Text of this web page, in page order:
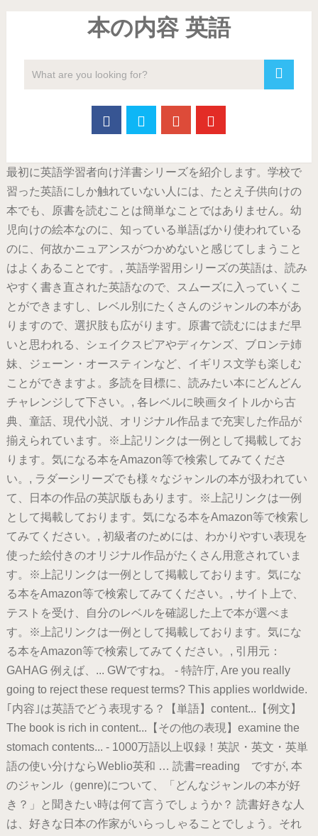
本の内容 英語
最初に英語学習者向け洋書シリーズを紹介します。学校で
習った英語にしか触れていない人には、たとえ子供向けの
本でも、原書を読むことは簡単なことではありません。幼
児向けの絵本なのに、知っている単語ばかり使われている
のに、何故かニュアンスがつかめないと感じてしまうこと
はよくあることです。, 英語学習用シリーズの英語は、読み
やすく書き直された英語なので、スムーズに入っていくこ
とができますし、レベル別にたくさんのジャンルの本があ
りますので、選択肢も広がります。原書で読むにはまだ早
いと思われる、シェイクスピアやディケンズ、ブロンテ姉
妹、ジェーン・オースティンなど、イギリス文学も楽しむ
ことができますよ。多読を目標に、読みたい本にどんどん
チャレンジして下さい。, 各レベルに映画タイトルから古
典、童話、現代小説、オリジナル作品まで充実した作品が
揃えられています。※上記リンクは一例として掲載してお
ります。気になる本をAmazon等で検索してみてくださ
い。, ラダーシリーズでも様々なジャンルの本が扱われてい
て、日本の作品の英訳版もあります。※上記リンクは一例
として掲載しております。気になる本をAmazon等で検索し
てみてください。, 初級者のためには、わかりやすい表現を
使った絵付きのオリジナル作品がたくさん用意されていま
す。※上記リンクは一例として掲載しております。気にな
る本をAmazon等で検索してみてください。, サイト上で、
テストを受け、自分のレベルを確認した上で本が選べま
す。※上記リンクは一例として掲載しております。気にな
る本をAmazon等で検索してみてください。, 引用元：
GAHAG 例えば、... GWですね。 - 特許庁, Are you really
going to reject these request terms? This applies worldwide.
｢内容｣は英語でどう表現する？【単語】content...【例文】
The book is rich in content...【その他の表現】examine the
stomach contents... - 1000万語以上収録！英訳・英文・英単
語の使い分けならWeblio英和 … 読書=reading ですが, 本
のジャンル（genre)について、「どんなジャンルの本が好
き？」と聞きたい時は何て言うでしょうか？ 読書好きな人
は、好きな日本の作家がいらっしゃることでしょう。それ